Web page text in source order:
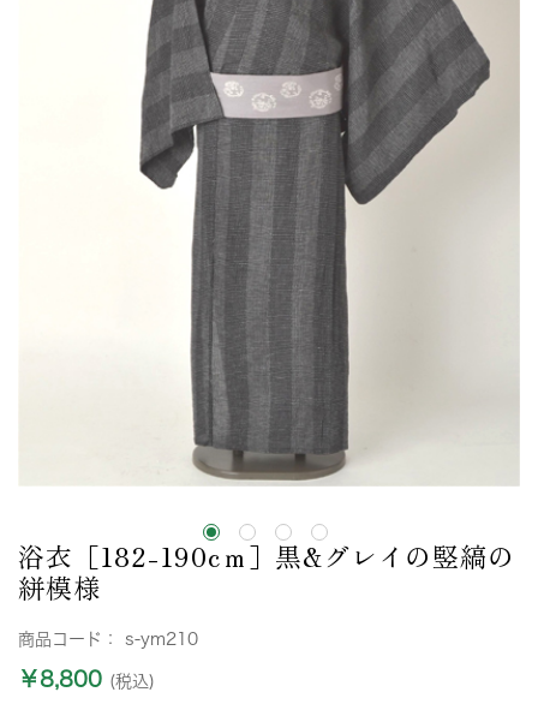
浴衣［182-190cｍ］黒&グレイの竪縞の
絣模様
商品コード： s-ym210
￥8,800 (税込)